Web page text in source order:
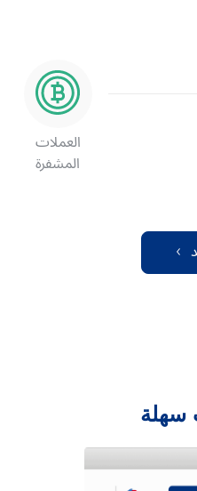
العملات
المشفرة